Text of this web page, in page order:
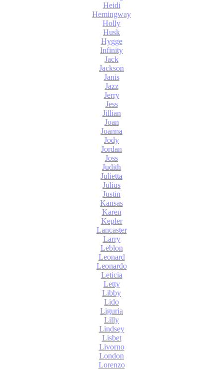
Heidi
Hemingway
Holly
Husk
Hygge
Infinity
Jack
Jackson
Janis
Jazz
Jerry
Jess
Jillian
Joan
Joanna
Jody
Jordan
Joss
Judith
Julietta
Julius
Justin
Kansas
Karen
Kepler
Lancaster
Larry
Leblon
Leonard
Leonardo
Leticia
Letty
Libby
Lido
Liguria
Lilly
Lindsey
Lisbet
Livorno
London
Lorenzo